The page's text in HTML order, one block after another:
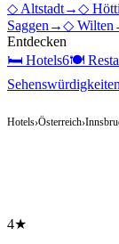
◇ Altstadt→◇
Saggen →◇ Wilten
Entdecken
🛏 Hotels6🍽
Sehenswürdigkeiten
Hotels›Österreich›
4★